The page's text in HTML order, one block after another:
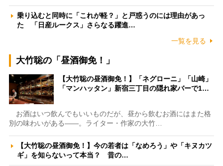
乗り込むと同時に「これが軽？」と戸惑うのには理由があっ
た 「日産ルークス」さらなる躍進…
一覧を見る
大竹聡の「昼酒御免！」
【大竹聡の昼酒御免！】「ネグローニ」「山崎」
「マンハッタン」新宿三丁目の隠れ家バーで1…
お酒はいつ飲んでもいいものだが、昼から飲むお酒にはまた格
別の味わいがある――。ライター・作家の大竹…
【大竹聡の昼酒御免！】今の若者は「なめろう」や「キヌカツ
ギ」を知らないって本当？ 昔の…